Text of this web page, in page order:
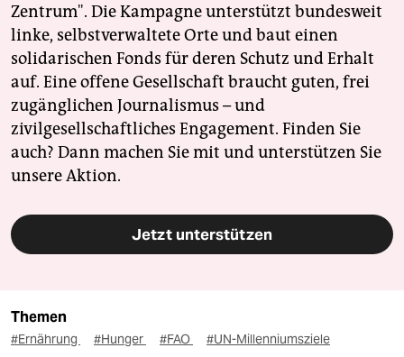
Zentrum". Die Kampagne unterstützt bundesweit
linke, selbstverwaltete Orte und baut einen
solidarischen Fonds für deren Schutz und Erhalt
auf. Eine offene Gesellschaft braucht guten, frei
zugänglichen Journalismus – und
zivilgesellschaftliches Engagement. Finden Sie
auch? Dann machen Sie mit und unterstützen Sie
unsere Aktion.
Jetzt unterstützen
Themen
#Ernährung #Hunger #FAO #UN-Millenniumsziele